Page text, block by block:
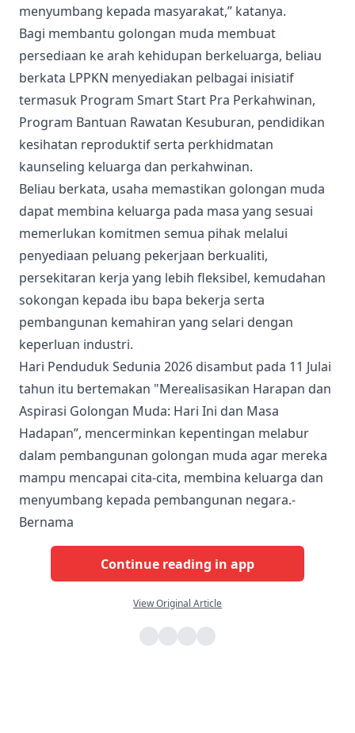
menyumbang kepada masyarakat,” katanya.
Bagi membantu golongan muda membuat
persediaan ke arah kehidupan berkeluarga, beliau
berkata LPPKN menyediakan pelbagai inisiatif
termasuk Program Smart Start Pra Perkahwinan,
Program Bantuan Rawatan Kesuburan, pendidikan
kesihatan reproduktif serta perkhidmatan
kaunseling keluarga dan perkahwinan.
Beliau berkata, usaha memastikan golongan muda
dapat membina keluarga pada masa yang sesuai
memerlukan komitmen semua pihak melalui
penyediaan peluang pekerjaan berkualiti,
persekitaran kerja yang lebih fleksibel, kemudahan
sokongan kepada ibu bapa bekerja serta
pembangunan kemahiran yang selari dengan
keperluan industri.
Hari Penduduk Sedunia 2026 disambut pada 11 Julai
tahun itu bertemakan "Merealisasikan Harapan dan
Aspirasi Golongan Muda: Hari Ini dan Masa
Hadapan”, mencerminkan kepentingan melabur
dalam pembangunan golongan muda agar mereka
mampu mencapai cita-cita, membina keluarga dan
menyumbang kepada pembangunan negara.-
Bernama
Continue reading in app
View Original Article